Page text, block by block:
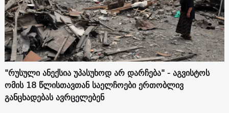
"რუსული ანექსია უპასუხოდ არ დარჩება" - აგვისტოს
ომის 18 წლისთავთან საელჩოები ერთობლივ
განცხადებას ავრცელებენ